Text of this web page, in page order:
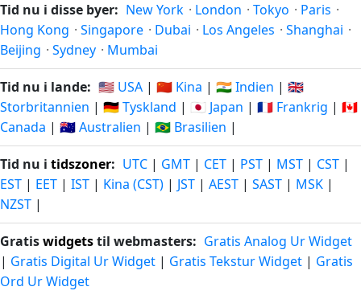
Tid nu i disse byer: New York · London · Tokyo · Paris ·
Hong Kong · Singapore · Dubai · Los Angeles · Shanghai ·
Beijing · Sydney · Mumbai
Tid nu i lande: 🇺🇸 USA | 🇨🇳 Kina | 🇮🇳 Indien | 🇬🇧
Storbritannien | 🇩🇪 Tyskland | 🇯🇵 Japan | 🇫🇷 Frankrig | 🇨🇦
Canada | 🇦🇺 Australien | 🇧🇷 Brasilien |
Tid nu i tidszoner: UTC | GMT | CET | PST | MST | CST |
EST | EET | IST | Kina (CST) | JST | AEST | SAST | MSK |
NZST |
Gratiswidgetstil webmasters: Gratis Analog Ur Widget
| Gratis Digital Ur Widget | Gratis Tekstur Widget | Gratis
Ord Ur Widget